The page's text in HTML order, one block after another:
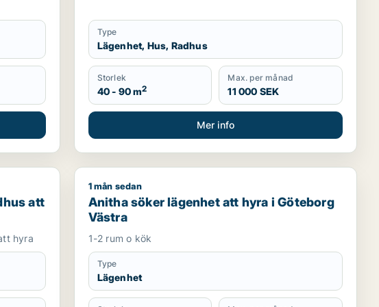
Type
Lägenhet, Hus, Radhus
Storlek
40 - 90 m2
Max. per månad
11 000 SEK
Mer info
att hyra i Göteborg
att
hyra
Anitha söker lägenhet att hyra i Göteborg Västra
1 mån sedan
Anitha söker lägenhet att hyra i Göteborg
Västra
1-2 rum o kök
Type
Lägenhet